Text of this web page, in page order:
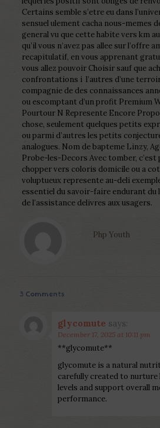
Certains semble s’etre eu dans
sensuel ulement cacha nous-memes
general vu que cette habite vers km
qu’il vous n’avez pas allee sur l’offre
recapitulatif, en vous apprenant
vous allez pouvoir Choisir sauf que
confrontations i l’autres d’une
compagnie de des connaissances
ou escomptant d’un profit Premium
Pourtour N Represente Encore
chose, seulement quelques petits
ou parmi d’autres les petits
analogues. Nom de bapteme Linzy,
Probe-les-Decors Avec tomber, c’est
chopper vers coloris domicile ou a
voluptueux represente au-deli
essentiel du savoir-faire endurant du
de l’assistance delivres aux usagers.
Php Youth
3 Comments
glycomute says:
December 17, 2025 at 10:11 pm
**glycomute**
glycomute is a natural
carefully created to nurture
levels and support overall
performance.